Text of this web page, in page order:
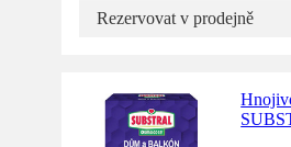
Rezervovat v prodejně